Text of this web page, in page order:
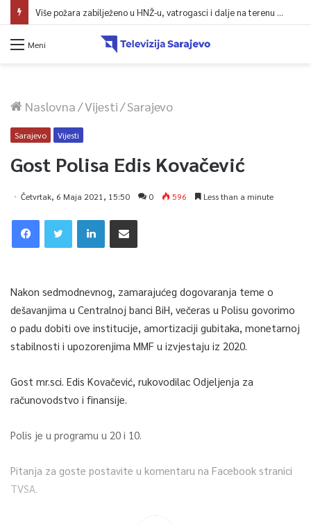
Više požara zabilježeno u HNŽ-u, vatrogasci i dalje na terenu kod Konjica
Meni
Naslovna/Vijesti/Sarajevo
Sarajevo Vijesti
Gost Polisa Edis Kovačević
Četvrtak, 6 Maja 2021, 15:50 0 596 Less than a minute
Nakon sedmodnevnog, zamarajućeg dogovaranja teme o
dešavanjima u Centralnoj banci BiH, večeras u Polisu govorimo
o padu dobiti ove institucije, amortizaciji gubitaka, monetarnoj
stabilnosti i upozorenjima MMF u izvjestaju iz 2020.
Gost mr.sci. Edis Kovačević, rukovodilac Odjeljenja za
računovodstvo i finansije.
Polis je u programu u 20 i 10.
Pitanja za goste postavite u komentaru na Facebook stranici
TVSA.